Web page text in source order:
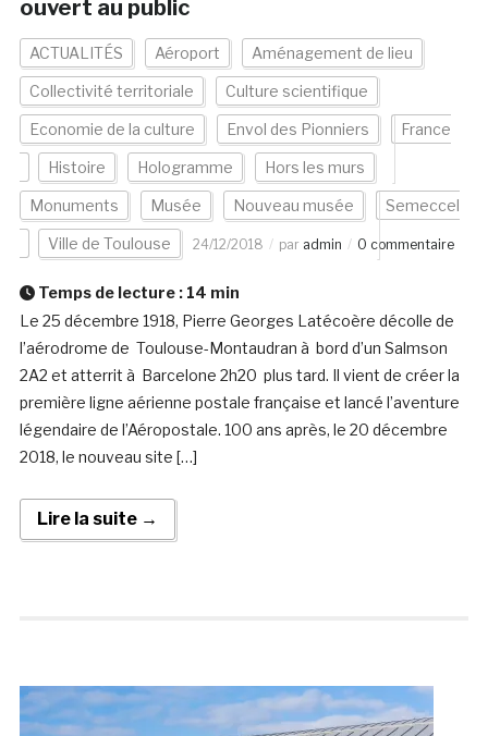
ouvert au public
ACTUALITÉS Aéroport Aménagement de lieu
Collectivité territoriale Culture scientifique
Economie de la culture Envol des Pionniers France
Histoire Hologramme Hors les murs
Monuments Musée Nouveau musée Semeccel
Ville de Toulouse 24/12/2018 par admin 0 commentaire
Temps de lecture : 14 min
Le 25 décembre 1918, Pierre Georges Latécoère décolle de
l’aérodrome de Toulouse-Montaudran à bord d’un Salmson
2A2 et atterrit à Barcelone 2h20 plus tard. Il vient de créer la
première ligne aérienne postale française et lancé l’aventure
légendaire de l’Aéropostale. 100 ans après, le 20 décembre
2018, le nouveau site […]
Lire la suite →